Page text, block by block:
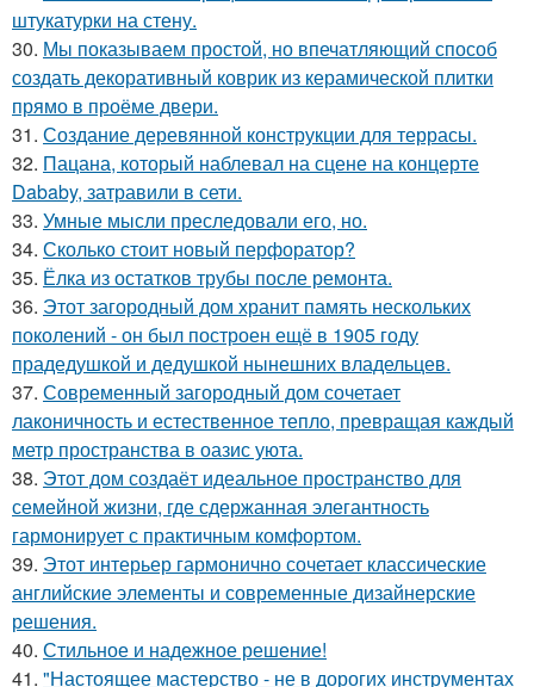
штукатурки на стену.
30. Мы показываем простой, но впечатляющий способ
создать декоративный коврик из керамической плитки
прямо в проёме двери.
31. Создание деревянной конструкции для террасы.
32. Пацана, который наблевал на сцене на концерте
Dababy, затравили в сети.
33. Умные мысли преследовали его, но.
34. Сколько стоит новый перфоратор?
35. Ёлка из остатков трубы после ремонта.
36. Этот загородный дом хранит память нескольких
поколений - он был построен ещё в 1905 году
прадедушкой и дедушкой нынешних владельцев.
37. Современный загородный дом сочетает
лаконичность и естественное тепло, превращая каждый
метр пространства в оазис уюта.
38. Этот дом создаёт идеальное пространство для
семейной жизни, где сдержанная элегантность
гармонирует с практичным комфортом.
39. Этот интерьер гармонично сочетает классические
английские элементы и современные дизайнерские
решения.
40. Стильное и надежное решение!
41. "Настоящее мастерство - не в дорогих инструментах